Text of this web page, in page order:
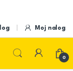
Moj nalog
0